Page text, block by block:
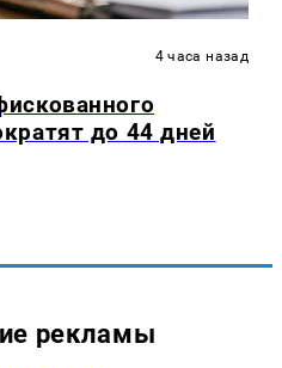
4 часа назад
до 44 дней
рекламы